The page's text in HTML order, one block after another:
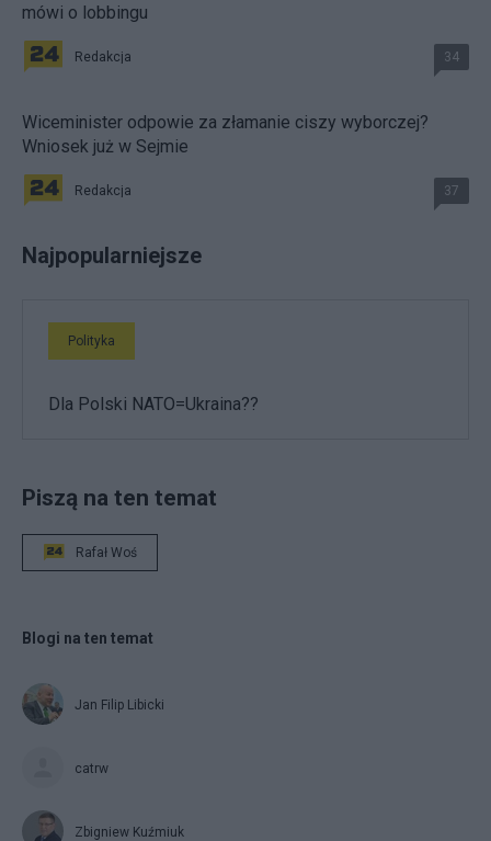
mówi o lobbingu
Redakcja 34
Wiceminister odpowie za złamanie ciszy wyborczej?
Wniosek już w Sejmie
Redakcja 37
Najpopularniejsze
Polityka
Dla Polski NATO=Ukraina??
Piszą na ten temat
Rafał Woś
Blogi na ten temat
Jan Filip Libicki
catrw
Zbigniew Kuźmiuk